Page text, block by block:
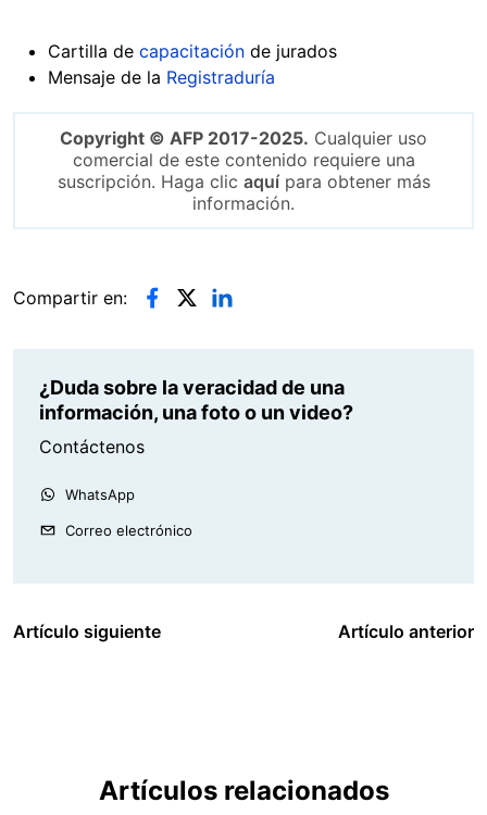
Cartilla de capacitación de jurados
Mensaje de la Registraduría
Copyright © AFP 2017-2025. Cualquier uso
comercial de este contenido requiere una
suscripción. Haga clic aquípara obtener más
información.
Compartir en:
¿Duda sobre la veracidad de una
información, una foto o un video?
Contáctenos
WhatsApp
Correo electrónico
Artículo siguiente Artículo anterior
Artículos relacionados